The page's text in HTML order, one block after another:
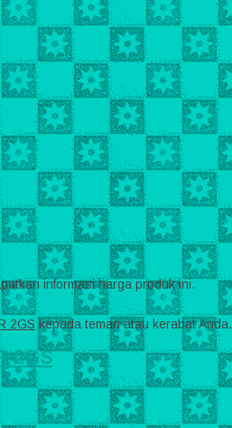
informasi harga produk ini.
2GSkepada teman atau kerabat Anda.
2GS